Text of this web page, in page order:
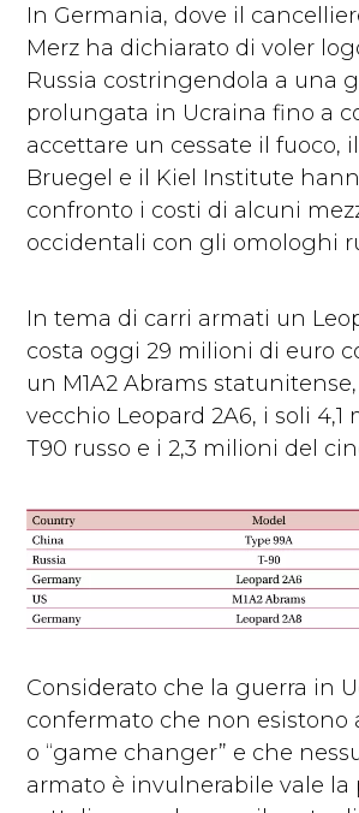
In Germania, dove il
Merz ha dichiarato di voler
Russia costringendola a una
prolungata in Ucraina fino a
accettare un cessate il fuoco,
Bruegel e il Kiel Institute
confronto i costi di alcuni
occidentali con gli omologhi
In tema di carri armati un
costa oggi 29 milioni di euro
un M1A2 Abrams
vecchio Leopard 2A6, i soli
T90 russo e i 2,3 milioni del
Considerato che la guerra in
confermato che non esistono
o “game changer” e che
armato è invulnerabile vale la